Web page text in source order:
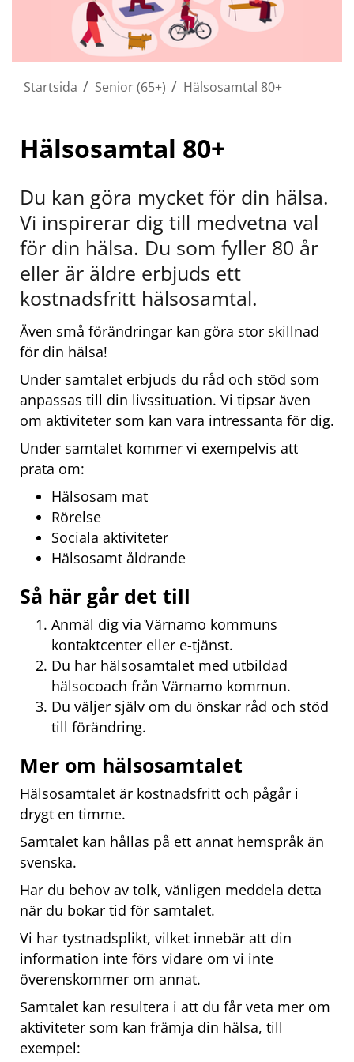
Startsida / Senior (65+) / Hälsosamtal 80+
Hälsosamtal 80+
Du kan göra mycket för din hälsa.
Vi inspirerar dig till medvetna val
för din hälsa. Du som fyller 80 år
eller är äldre erbjuds ett
kostnadsfritt hälsosamtal.
Även små förändringar kan göra stor skillnad
för din hälsa!
Under samtalet erbjuds du råd och stöd som
anpassas till din livssituation. Vi tipsar även
om aktiviteter som kan vara intressanta för dig.
Under samtalet kommer vi exempelvis att
prata om:
Hälsosam mat
Rörelse
Sociala aktiviteter
Hälsosamt åldrande
Så här går det till
Anmäl dig via Värnamo kommuns
kontaktcenter eller e-tjänst.
Du har hälsosamtalet med utbildad
hälsocoach från Värnamo kommun.
Du väljer själv om du önskar råd och stöd
till förändring.
Mer om hälsosamtalet
Hälsosamtalet är kostnadsfritt och pågår i
drygt en timme.
Samtalet kan hållas på ett annat hemspråk än
svenska.
Har du behov av tolk, vänligen meddela detta
när du bokar tid för samtalet.
Vi har tystnadsplikt, vilket innebär att din
information inte förs vidare om vi inte
överenskommer om annat.
Samtalet kan resultera i att du får veta mer om
aktiviteter som kan främja din hälsa, till
exempel: